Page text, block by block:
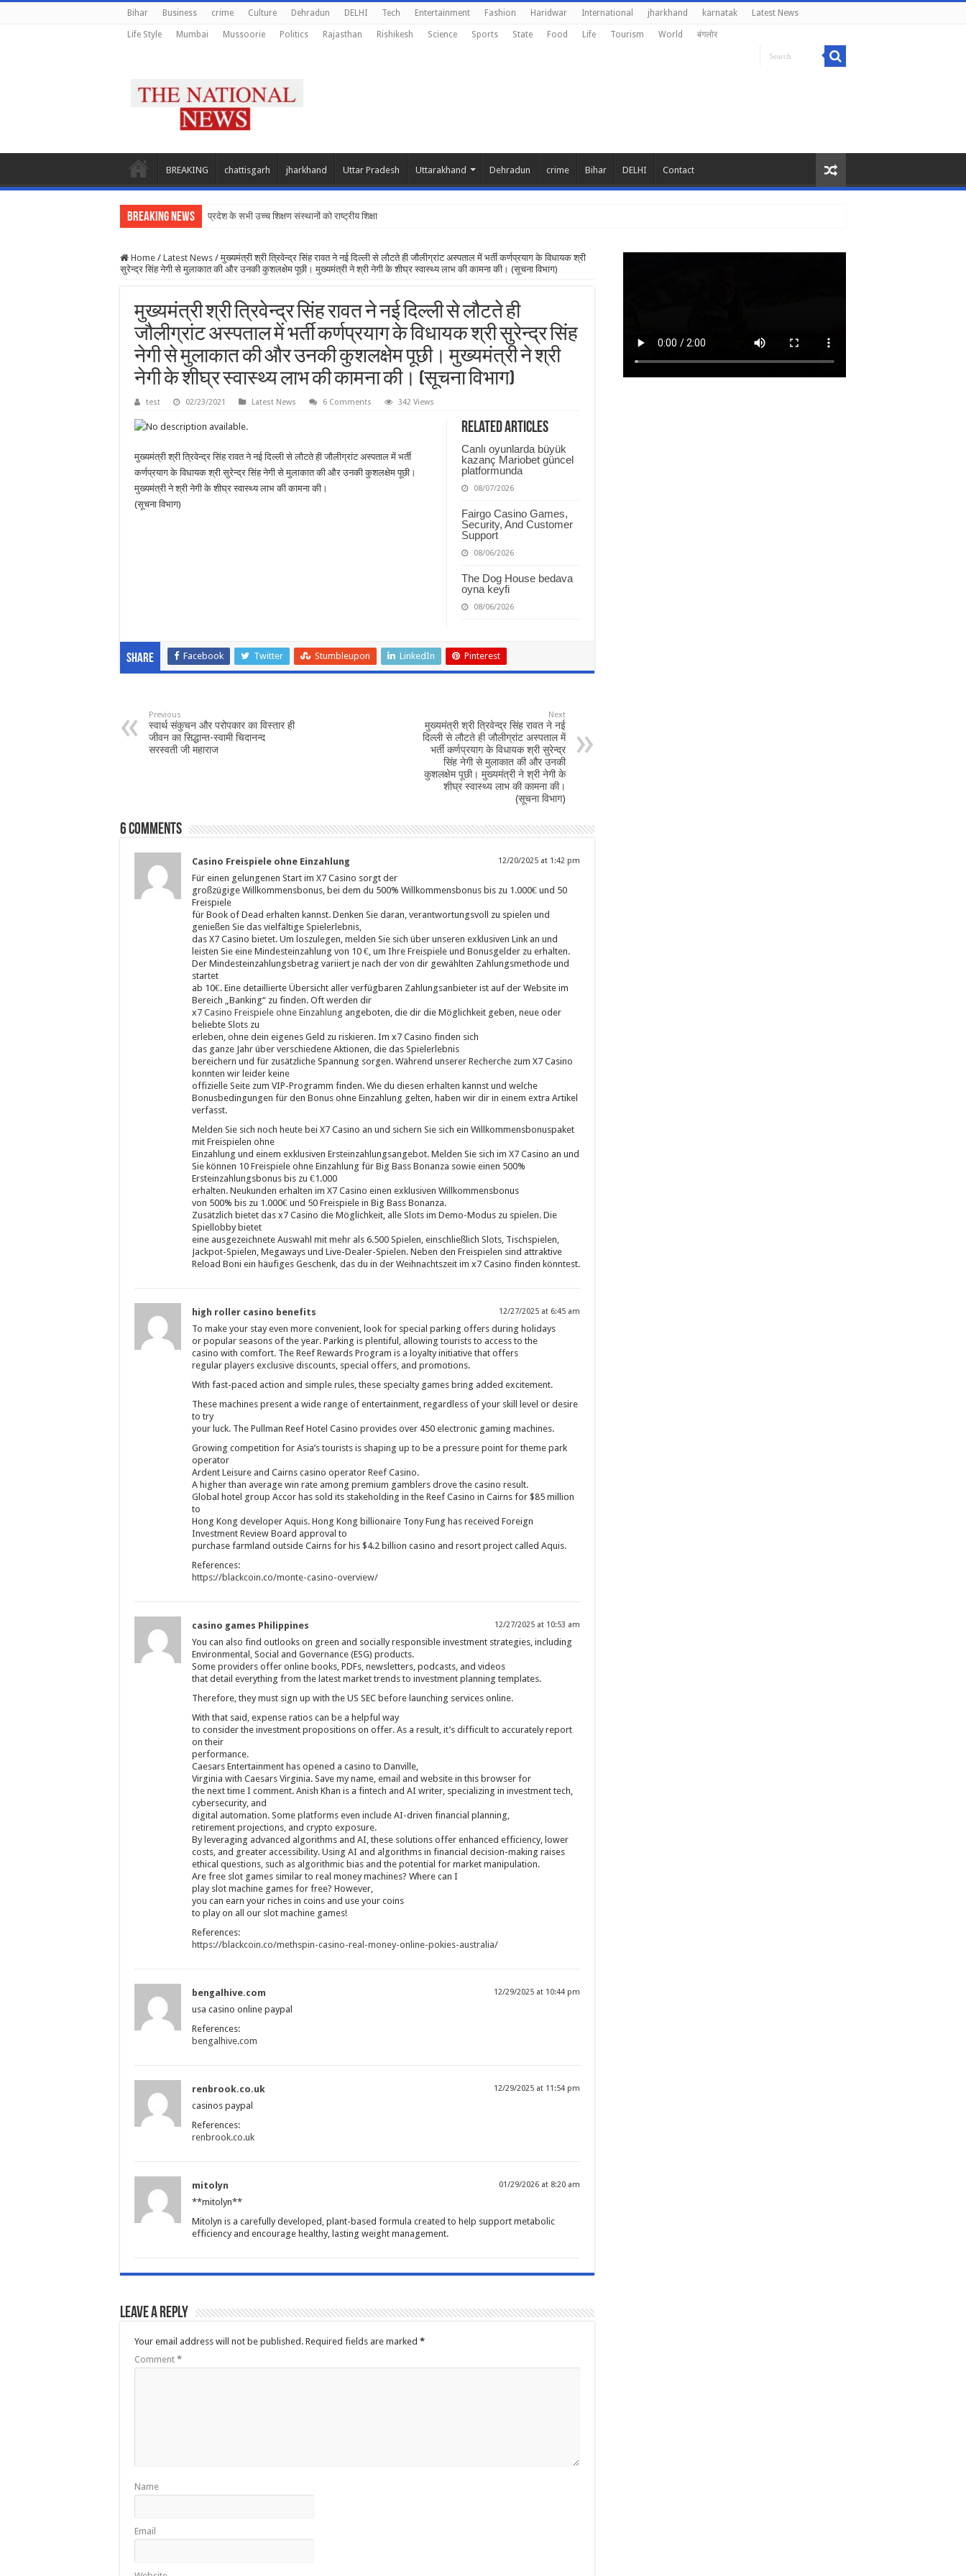
Bihar Business crime Culture Dehradun DELHI Tech Entertainment Fashion Haridwar International jharkhand karnatak Latest News
Life Style Mumbai Mussoorie Politics Rajasthan Rishikesh Science Sports State Food Life Tourism World बंगलोर
BREAKING chattisgarh jharkhand Uttar Pradesh Uttarakhand Dehradun crime Bihar DELHI Contact
Breaking News प्रदेश के सभी उच्च शिक्षण संस्थानों को राष्ट्रीय शिक्षा नीति के अनुरूप मॉडिफ
Home / Latest News / मुख्यमंत्री श्री त्रिवेन्द्र सिंह रावत ने नई दिल्ली से लौटते ही जौलीग्रांट अस्पताल में भर्ती कर्णप्रयाग के विधायक श्री
सुरेन्द्र सिंह नेगी से मुलाकात की और उनकी कुशलक्षेम पूछी। मुख्यमंत्री ने श्री नेगी के शीघ्र स्वास्थ्य लाभ की कामना की। (सूचना विभाग)
मुख्यमंत्री श्री त्रिवेन्द्र सिंह रावत ने नई दिल्ली से लौटते ही
जौलीग्रांट अस्पताल में भर्ती कर्णप्रयाग के विधायक श्री सुरेन्द्र सिंह
नेगी से मुलाकात की और उनकी कुशलक्षेम पूछी। मुख्यमंत्री ने श्री
नेगी के शीघ्र स्वास्थ्य लाभ की कामना की। (सूचना विभाग)
test 02/23/2021 Latest News 6 Comments 342 Views
Related Articles
Canlı oyunlarda büyük
kazanç Mariobet güncel
platformunda
08/07/2026
Fairgo Casino Games,
Security, And Customer
Support
08/06/2026
The Dog House bedava
oyna keyfi
08/06/2026
मुख्यमंत्री श्री त्रिवेन्द्र सिंह रावत ने नई दिल्ली से लौटते ही जौलीग्रांट अस्पताल में भर्ती
कर्णप्रयाग के विधायक श्री सुरेन्द्र सिंह नेगी से मुलाकात की और उनकी कुशलक्षेम पूछी।
मुख्यमंत्री ने श्री नेगी के शीघ्र स्वास्थ्य लाभ की कामना की।
(सूचना विभाग)
Share Facebook Twitter Stumbleupon LinkedIn Pinterest
Previous
स्वार्थ संकुचन और परोपकार का विस्तार ही
जीवन का सिद्धान्त-स्वामी चिदानन्द
सरस्वती जी महाराज
Next
मुख्यमंत्री श्री त्रिवेन्द्र सिंह रावत ने नई
दिल्ली से लौटते ही जौलीग्रांट अस्पताल में
भर्ती कर्णप्रयाग के विधायक श्री सुरेन्द्र
सिंह नेगी से मुलाकात की और उनकी
कुशलक्षेम पूछी। मुख्यमंत्री ने श्री नेगी के
शीघ्र स्वास्थ्य लाभ की कामना की।
(सूचना विभाग)
6 comments
Casino Freispiele ohne Einzahlung 12/20/2025 at 1:42 pm
Für einen gelungenen Start im X7 Casino sorgt der
großzügige Willkommensbonus, bei dem du 500% Willkommensbonus bis zu 1.000€ und 50
Freispiele
für Book of Dead erhalten kannst. Denken Sie daran, verantwortungsvoll zu spielen und
genießen Sie das vielfältige Spielerlebnis,
das X7 Casino bietet. Um loszulegen, melden Sie sich über unseren exklusiven Link an und
leisten Sie eine Mindesteinzahlung von 10 €, um Ihre Freispiele und Bonusgelder zu erhalten.
Der Mindesteinzahlungsbetrag variiert je nach der von dir gewählten Zahlungsmethode und
startet
ab 10€. Eine detaillierte Übersicht aller verfügbaren Zahlungsanbieter ist auf der Website im
Bereich „Banking“ zu finden. Oft werden dir
x7 Casino Freispiele ohne Einzahlung angeboten, die dir die Möglichkeit geben, neue oder
beliebte Slots zu
erleben, ohne dein eigenes Geld zu riskieren. Im x7 Casino finden sich
das ganze Jahr über verschiedene Aktionen, die das Spielerlebnis
bereichern und für zusätzliche Spannung sorgen. Während unserer Recherche zum X7 Casino
konnten wir leider keine
offizielle Seite zum VIP-Programm finden. Wie du diesen erhalten kannst und welche
Bonusbedingungen für den Bonus ohne Einzahlung gelten, haben wir dir in einem extra Artikel
verfasst.
Melden Sie sich noch heute bei X7 Casino an und sichern Sie sich ein Willkommensbonuspaket
mit Freispielen ohne
Einzahlung und einem exklusiven Ersteinzahlungsangebot. Melden Sie sich im X7 Casino an und
Sie können 10 Freispiele ohne Einzahlung für Big Bass Bonanza sowie einen 500%
Ersteinzahlungsbonus bis zu €1.000
erhalten. Neukunden erhalten im X7 Casino einen exklusiven Willkommensbonus
von 500% bis zu 1.000€ und 50 Freispiele in Big Bass Bonanza.
Zusätzlich bietet das x7 Casino die Möglichkeit, alle Slots im Demo-Modus zu spielen. Die
Spiellobby bietet
eine ausgezeichnete Auswahl mit mehr als 6.500 Spielen, einschließlich Slots, Tischspielen,
Jackpot-Spielen, Megaways und Live-Dealer-Spielen. Neben den Freispielen sind attraktive
Reload Boni ein häufiges Geschenk, das du in der Weihnachtszeit im x7 Casino finden könntest.
high roller casino benefits 12/27/2025 at 6:45 am
To make your stay even more convenient, look for special parking offers during holidays
or popular seasons of the year. Parking is plentiful, allowing tourists to access to the
casino with comfort. The Reef Rewards Program is a loyalty initiative that offers
regular players exclusive discounts, special offers, and promotions.
With fast-paced action and simple rules, these specialty games bring added excitement.
These machines present a wide range of entertainment, regardless of your skill level or desire
to try
your luck. The Pullman Reef Hotel Casino provides over 450 electronic gaming machines.
Growing competition for Asia’s tourists is shaping up to be a pressure point for theme park
operator
Ardent Leisure and Cairns casino operator Reef Casino.
A higher than average win rate among premium gamblers drove the casino result.
Global hotel group Accor has sold its stakeholding in the Reef Casino in Cairns for $85 million
to
Hong Kong developer Aquis. Hong Kong billionaire Tony Fung has received Foreign
Investment Review Board approval to
purchase farmland outside Cairns for his $4.2 billion casino and resort project called Aquis.
References:
https://blackcoin.co/monte-casino-overview/
casino games Philippines 12/27/2025 at 10:53 am
You can also find outlooks on green and socially responsible investment strategies, including
Environmental, Social and Governance (ESG) products.
Some providers offer online books, PDFs, newsletters, podcasts, and videos
that detail everything from the latest market trends to investment planning templates.
Therefore, they must sign up with the US SEC before launching services online.
With that said, expense ratios can be a helpful way
to consider the investment propositions on offer. As a result, it’s difficult to accurately report
on their
performance.
Caesars Entertainment has opened a casino to Danville,
Virginia with Caesars Virginia. Save my name, email and website in this browser for
the next time I comment. Anish Khan is a fintech and AI writer, specializing in investment tech,
cybersecurity, and
digital automation. Some platforms even include AI-driven financial planning,
retirement projections, and crypto exposure.
By leveraging advanced algorithms and AI, these solutions offer enhanced efficiency, lower
costs, and greater accessibility. Using AI and algorithms in financial decision-making raises
ethical questions, such as algorithmic bias and the potential for market manipulation.
Are free slot games similar to real money machines? Where can I
play slot machine games for free? However,
you can earn your riches in coins and use your coins
to play on all our slot machine games!
References:
https://blackcoin.co/methspin-casino-real-money-online-pokies-australia/
bengalhive.com 12/29/2025 at 10:44 pm
usa casino online paypal
References:
bengalhive.com
renbrook.co.uk 12/29/2025 at 11:54 pm
casinos paypal
References:
renbrook.co.uk
mitolyn 01/29/2026 at 8:20 am
**mitolyn**
Mitolyn is a carefully developed, plant-based formula created to help support metabolic
efficiency and encourage healthy, lasting weight management.
Leave a Reply
Your email address will not be published. Required fields are marked *
Comment *
Name
Email